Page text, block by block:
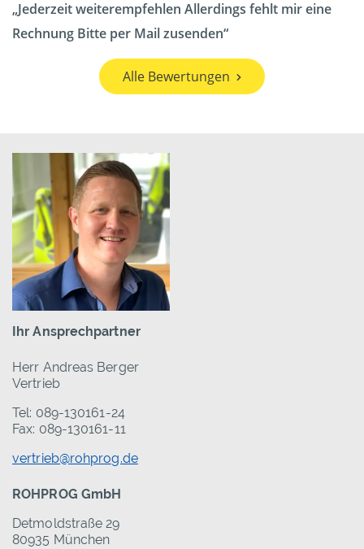
Jederzeit weiterempfehlen Allerdings fehlt mir eine
Rechnung Bitte per Mail zusenden
Alle Bewertungen
Ihr Ansprechpartner
Herr Andreas Berger
Vertrieb
Tel: 089-130161-24
Fax: 089-130161-11
vertrieb@rohprog.de
ROHPROG GmbH
Detmoldstraße 29
80935 München